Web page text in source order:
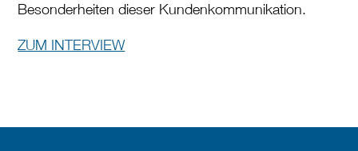
Besonderheiten dieser Kundenkommunikation.
ZUM INTERVIEW